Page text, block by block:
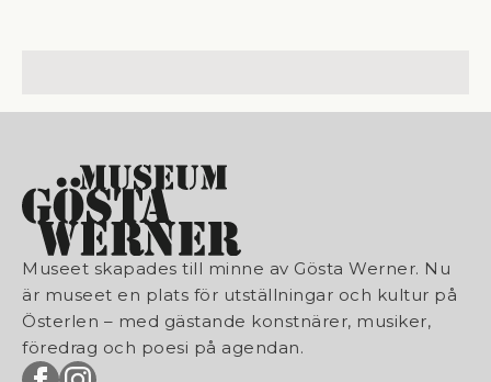
Museet skapades till minne av Gösta Werner. Nu
är museet en plats för utställningar och kultur på
Österlen – med gästande konstnärer, musiker,
föredrag och poesi på agendan.